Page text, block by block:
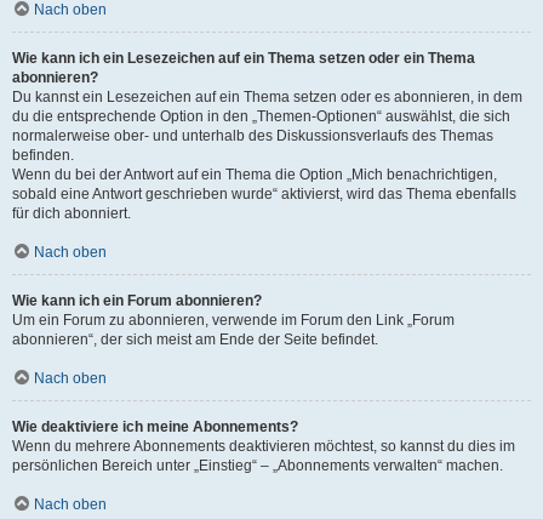
Nach oben
Wie kann ich ein Lesezeichen auf ein Thema setzen oder ein Thema
abonnieren?
Du kannst ein Lesezeichen auf ein Thema setzen oder es abonnieren, in dem
du die entsprechende Option in den „Themen-Optionen“ auswählst, die sich
normalerweise ober- und unterhalb des Diskussionsverlaufs des Themas
befinden.
Wenn du bei der Antwort auf ein Thema die Option „Mich benachrichtigen,
sobald eine Antwort geschrieben wurde“ aktivierst, wird das Thema ebenfalls
für dich abonniert.
Nach oben
Wie kann ich ein Forum abonnieren?
Um ein Forum zu abonnieren, verwende im Forum den Link „Forum
abonnieren“, der sich meist am Ende der Seite befindet.
Nach oben
Wie deaktiviere ich meine Abonnements?
Wenn du mehrere Abonnements deaktivieren möchtest, so kannst du dies im
persönlichen Bereich unter „Einstieg“ – „Abonnements verwalten“ machen.
Nach oben